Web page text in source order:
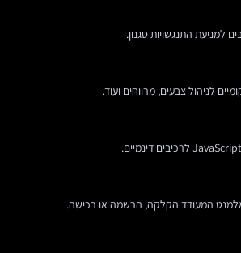
לניהול צבעים, מרווחים ועוד.
המעודד הקלקה, הרשמה או רכישה.